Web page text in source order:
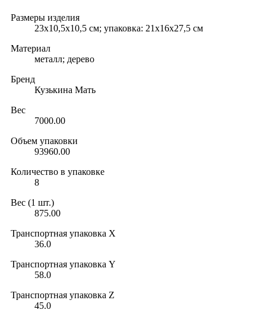
Размеры изделия
23х10,5x10,5 см; упаковка: 21х16х27,5 см
Материал
металл; дерево
Бренд
Кузькина Мать
Вес
7000.00
Объем упаковки
93960.00
Количество в упаковке
8
Вес (1 шт.)
875.00
Транспортная упаковка X
36.0
Транспортная упаковка Y
58.0
Транспортная упаковка Z
45.0